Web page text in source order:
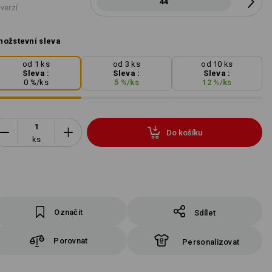
sleva
od 1 ks
Sleva :
0 %/ks
od 3 ks
Sleva :
5 %/ ks
od 10 ks
Sleva :
12 %/ks
ks
Do košíku
Označit Sdílet
Porovnat Personalizovat